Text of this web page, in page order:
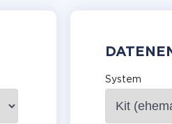
System